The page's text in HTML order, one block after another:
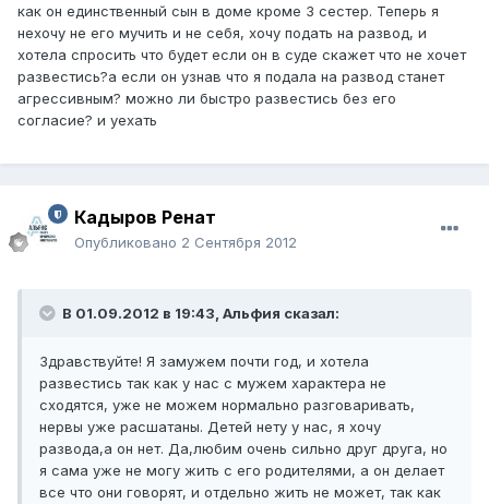
как он единственный сын в доме кроме 3 сестер. Теперь я
нехочу не его мучить и не себя, хочу подать на развод, и
хотела спросить что будет если он в суде скажет что не хочет
развестись?а если он узнав что я подала на развод станет
агрессивным? можно ли быстро развестись без его
согласие? и уехать
Кадыров Ренат
Опубликовано 2 Сентября 2012
В 01.09.2012 в 19:43, Альфия сказал:
Здравствуйте! Я замужем почти год, и хотела
развестись так как у нас с мужем характера не
сходятся, уже не можем нормально разговаривать,
нервы уже расшатаны. Детей нету у нас, я хочу
развода,а он нет. Да,любим очень сильно друг друга, но
я сама уже не могу жить с его родителями, а он делает
все что они говорят, и отдельно жить не может, так как